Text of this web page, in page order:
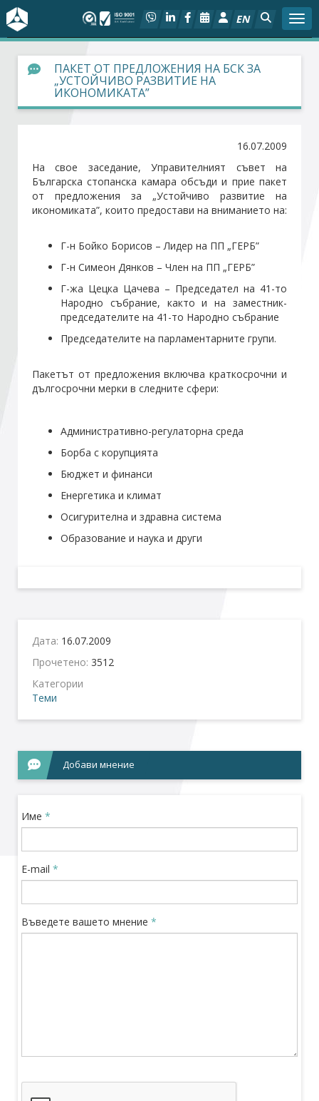
EN
За БСК
На фокус
Социален диалог
Дейности
Арбитражен съд
Проекти
Членове
ПАКЕТ ОТ ПРЕДЛОЖЕНИЯ НА БСК ЗА
„УСТОЙЧИВО РАЗВИТИЕ НА
ИКОНОМИКАТА”
16.07.2009
На свое заседание, Управителният съвет на
Българска стопанска камара обсъди и прие пакет
от предложения за „Устойчиво развитие на
икономиката”, които предостави на вниманието на:
Г-н Бойко Борисов – Лидер на ПП „ГЕРБ”
Г-н Симеон Дянков – Член на ПП „ГЕРБ”
Г-жа Цецка Цачева – Председател на 41-то
Народно събрание, както и на заместник-
председателите на 41-то Народно събрание
Председателите на парламентарните групи.
Пакетът от предложения включва краткосрочни и
дългосрочни мерки в следните сфери:
Административно-регулаторна среда
Борба с корупцията
Бюджет и финанси
Енергетика и климат
Осигурителна и здравна система
Образование и наука и други
Дата: 16.07.2009
Прочетено: 3512
Категории
Теми
Добави мнение
Име *
E-mail *
Въведете вашето мнение *